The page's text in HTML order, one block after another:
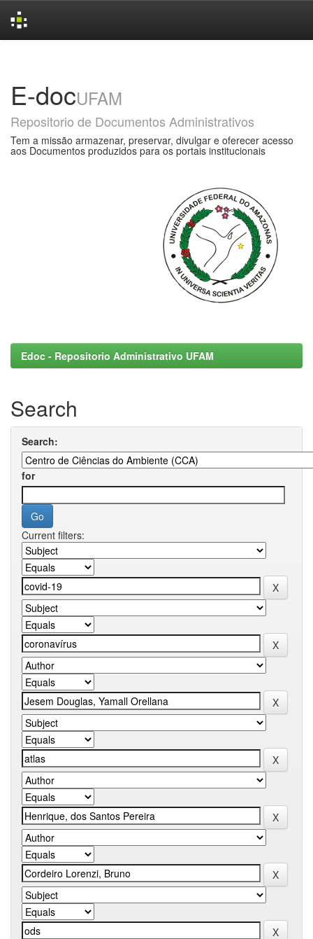
E-docUFAM
Repositorio de Documentos Administrativos
Tem a missão armazenar, preservar, divulgar e oferecer acesso
aos Documentos produzidos para os portais institucionais
Edoc - Repositorio Administrativo UFAM
Search
Search:
for
Current filters: